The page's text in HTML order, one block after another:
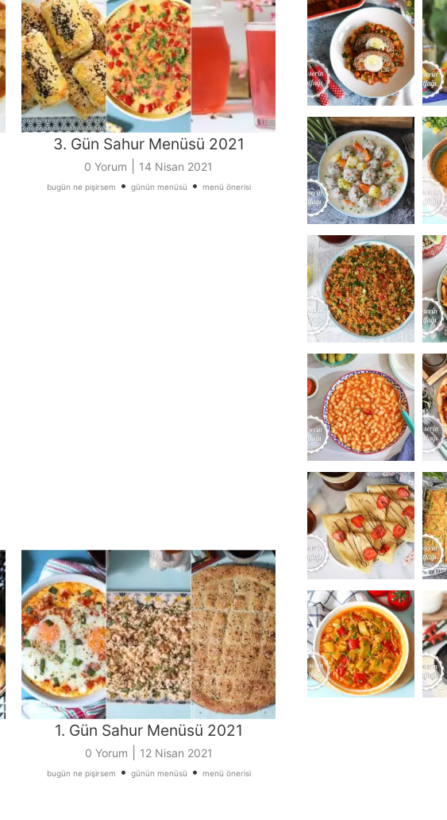
3. Gün Sahur Menüsü 2021
0 Yorum 14 Nisan 2021
bugün ne pişirsem • günün menüsü • menü önerisi
1. Gün Sahur Menüsü 2021
0 Yorum 12 Nisan 2021
bugün ne pişirsem • günün menüsü • menü önerisi